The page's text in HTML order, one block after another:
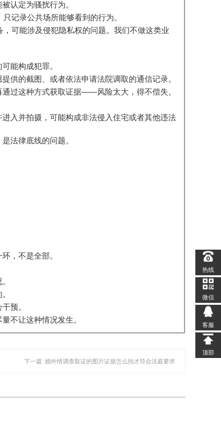
认定为骚扰行为。
记录公共场所能够看到的行为。
可能涉及侵犯隐私权的问题。我们不做这类业
能构成犯罪。
供的截图、或者依法申请法院调取的通信记录。
过这种方式获取证据——风险太大，得不偿失。
入并拍摄，可能构成非法侵入住宅或者其他违法
法律底线的问题。
，不是全部。
预。
不让这种情况发生。
下一篇: 婚外情调查取证的图片证据怎么拍才符合法庭要求
热线
微信
客服
顶部